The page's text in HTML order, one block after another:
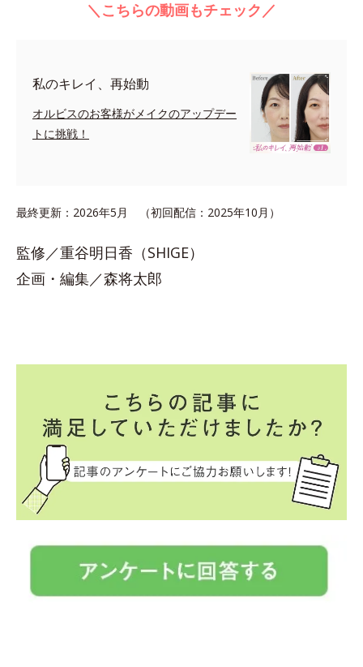
＼こちらの動画もチェック／
私のキレイ、再始動
オルビスのお客様がメイクのアップデー
トに挑戦！
最終更新：2026年5月 （初回配信：2025年10月）
監修／重谷明日香（SHIGE）
企画・編集／森将太郎